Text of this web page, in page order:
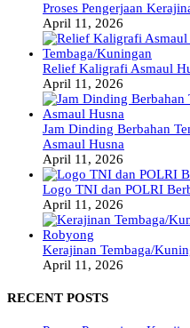
Proses Pengerjaan
April 11, 2026
Relief Kaligrafi Asmaul
April 11, 2026
Jam Dinding Berbahan
Asmaul Husna
April 11, 2026
Logo TNI dan POLRI
April 11, 2026
Kerajinan Tembaga/
April 11, 2026
RECENT POSTS